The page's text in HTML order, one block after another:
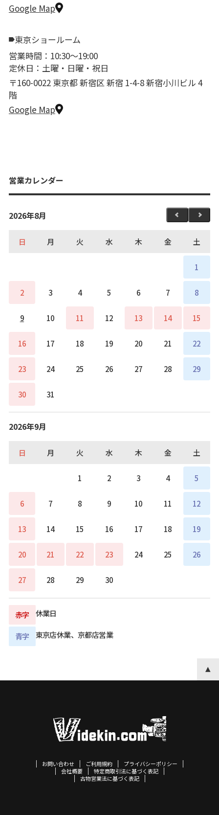
Google Map
東京ショールーム
営業時間：10:30〜19:00
定休日：土曜・日曜・祝日
〒160-0022 東京都 新宿区 新宿 1-4-8 新宿小川ビル 4
階
Google Map
営業カレンダー
2026年8月
日 月 火 水 木 金 土
1
2 3 4 5 6 7 8
9 10 11 12 13 14 15
16 17 18 19 20 21 22
23 24 25 26 27 28 29
30 31
2026年9月
日 月 火 水 木 金 土
1 2 3 4 5
6 7 8 9 10 11 12
13 14 15 16 17 18 19
20 21 22 23 24 25 26
27 28 29 30
赤字 休業日
青字 東京店休業、京都店営業
お問い合わせ ご利用規約
プライバシーポリシー
会社概要
特定商取引法に基づく表記
古物営業法に基づく表記